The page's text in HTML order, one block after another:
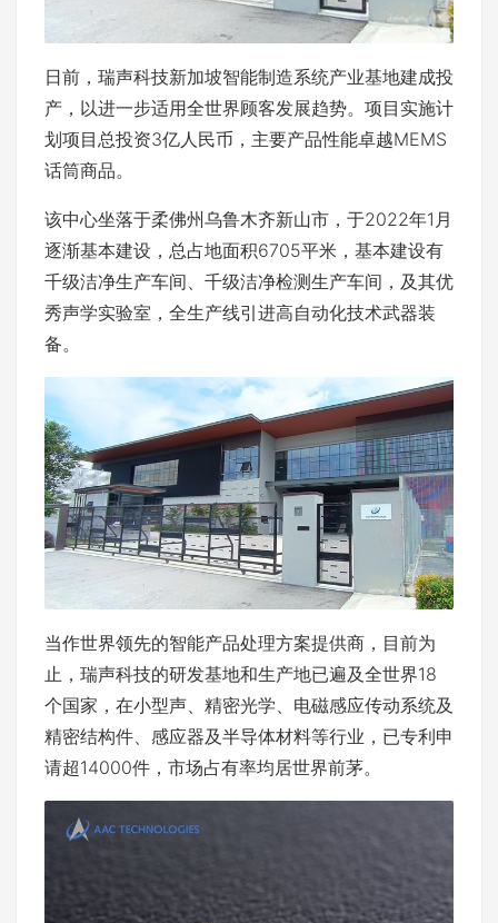
日前，瑞声科技新加坡智能制造系统产业基地建成投
产，以进一步适用全世界顾客发展趋势。项目实施计
划项目总投资3亿人民币，主要产品性能卓越MEMS
话筒商品。
该中心坐落于柔佛州乌鲁木齐新山市，于2022年1月
逐渐基本建设，总占地面积6705平米，基本建设有
千级洁净生产车间、千级洁净检测生产车间，及其优
秀声学实验室，全生产线引进高自动化技术武器装
备。
当作世界领先的智能产品处理方案提供商，目前为
止，瑞声科技的研发基地和生产地已遍及全世界18
个国家，在小型声、精密光学、电磁感应传动系统及
精密结构件、感应器及半导体材料等行业，已专利申
请超14000件，市场占有率均居世界前茅。